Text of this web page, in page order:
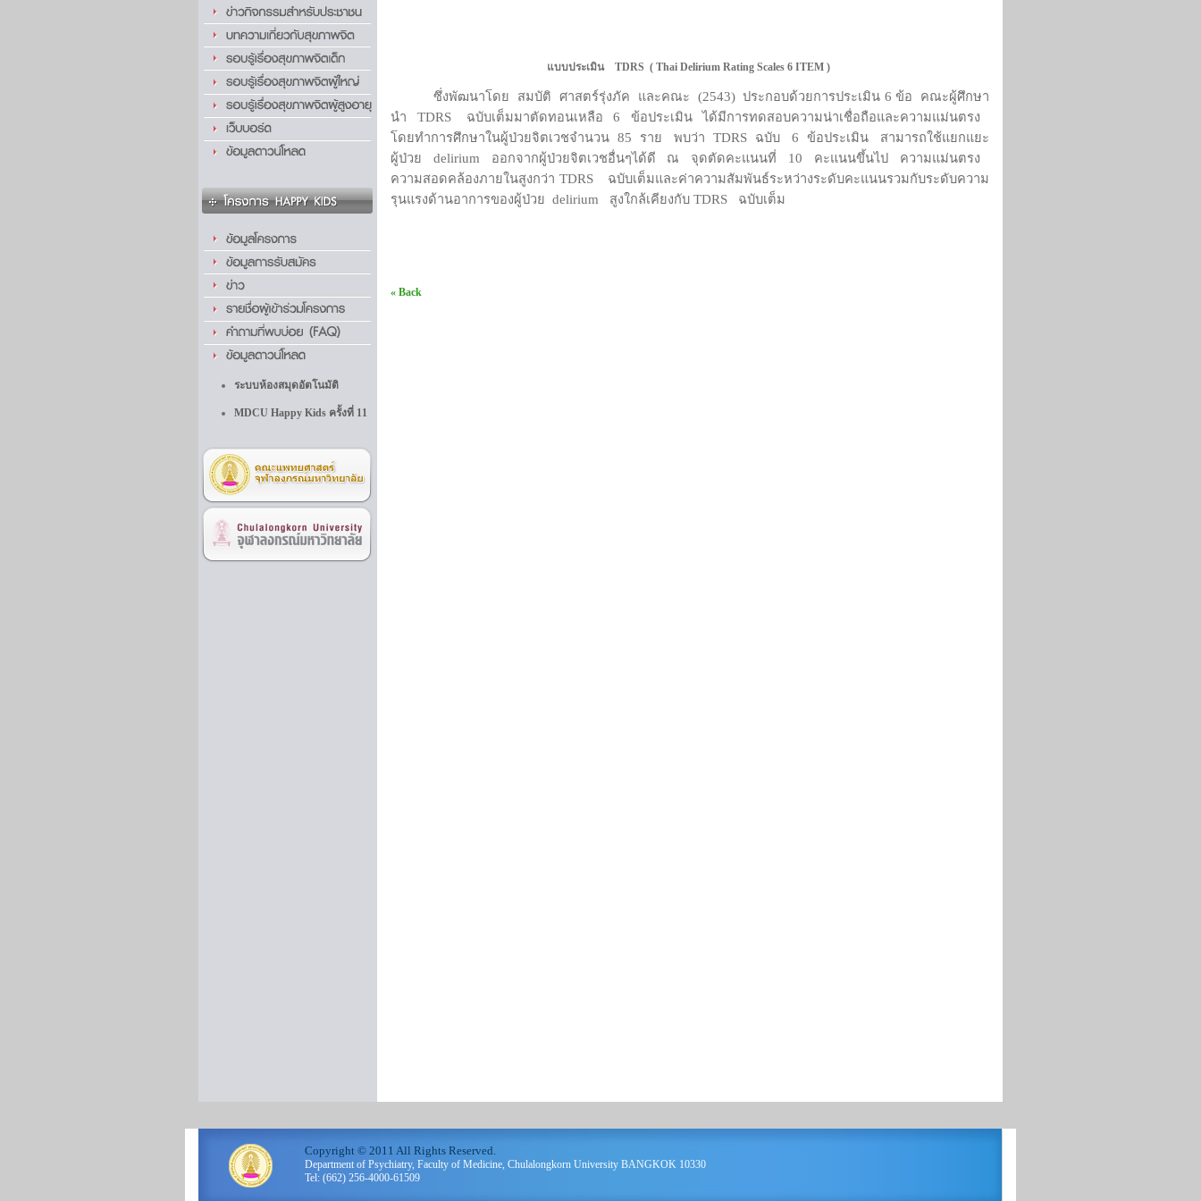
ระบบห้องสมุดอัตโนมัติ
MDCU Happy Kids ครั้งที่ 11
แบบประเมิน TDRS ( Thai Delirium Rating Scales 6 ITEM )
ซึ่งพัฒนาโดย สมบัติ ศาสตร์รุ่งภัค และคณะ (2543) ประกอบด้วยการประเมิน 6 ข้อ คณะผู้ศึกษา
นำ TDRSฉบับเต็มมาตัดทอนเหลือ6 ข้อประเมิน ได้มีการทดสอบความน่าเชื่อถือและความแม่นตรง
โดยทำการศึกษาในผู้ป่วยจิตเวชจำนวน 85 ราย พบว่า TDRSฉบับ 6 ข้อประเมิน สามารถใช้แยกแยะ
ผู้ป่วย delirium ออกจากผู้ป่วยจิตเวชอื่นๆได้ดี ณ จุดตัดคะแนนที่ 10 คะแนนขึ้นไป ความแม่นตรง
ความสอดคล้องภายในสูงกว่าTDRS ฉบับเต็มและค่าความสัมพันธ์ระหว่างระดับคะแนนรวมกับระดับความ
รุนแรงด้านอาการของผู้ป่วย delirium สูงใกล้เคียงกับ TDRS ฉบับเต็ม
« Back
Copyright © 2011 All Rights Reserved.
Department of Psychiatry, Faculty of Medicine, Chulalongkorn University BANGKOK 10330
Tel: (662) 256-4000-61509